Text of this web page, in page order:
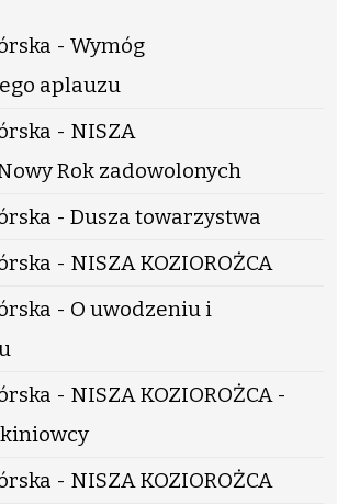
- Wymóg
aplauzu
- NISZA
Rok zadowolonych
- Dusza towarzystwa
- NISZA KOZIOROŻCA
- O uwodzeniu i
- NISZA KOZIOROŻCA -
- NISZA KOZIOROŻCA